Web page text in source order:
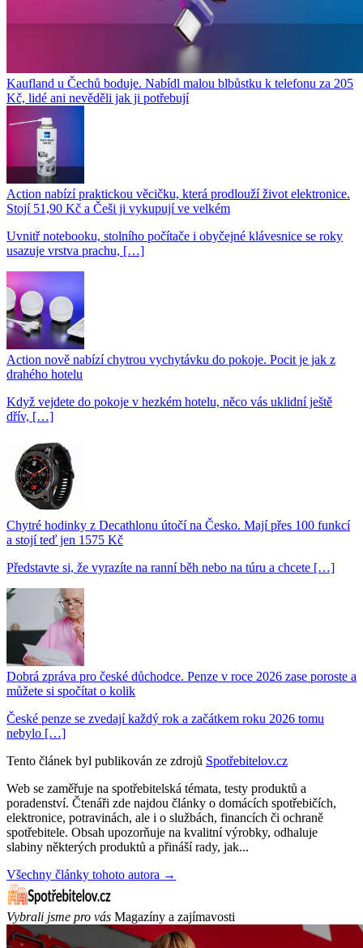
Kaufland u Čechů boduje. Nabídl malou blbůstku k telefonu za 205
Kč, lidé ani nevěděli jak ji potřebují
Action nabízí praktickou věcičku, která prodlouží život elektronice.
Stojí 51,90 Kč a Češi ji vykupují ve velkém
Uvnitř notebooku, stolního počítače i obyčejné klávesnice se roky
usazuje vrstva prachu, […]
Action nově nabízí chytrou vychytávku do pokoje. Pocit je jak z
drahého hotelu
Když vejdete do pokoje v hezkém hotelu, něco vás uklidní ještě
dřív, […]
Chytré hodinky z Decathlonu útočí na Česko. Mají přes 100 funkcí
a stojí teď jen 1575 Kč
Představte si, že vyrazíte na ranní běh nebo na túru a chcete […]
Dobrá zpráva pro české důchodce. Penze v roce 2026 zase poroste a
můžete si spočítat o kolik
České penze se zvedají každý rok a začátkem roku 2026 tomu
nebylo […]
Tento článek byl publikován ze zdrojů Spotřebitelov.cz
Web se zaměřuje na spotřebitelská témata, testy produktů a
poradenství. Čtenáři zde najdou články o domácích spotřebičích,
elektronice, potravinách, ale i o službách, financích či ochraně
spotřebitele. Obsah upozorňuje na kvalitní výrobky, odhaluje
slabiny některých produktů a přináší rady, jak...
Všechny články tohoto autora →
Vybrali jsme pro vás Magazíny a zajímavosti